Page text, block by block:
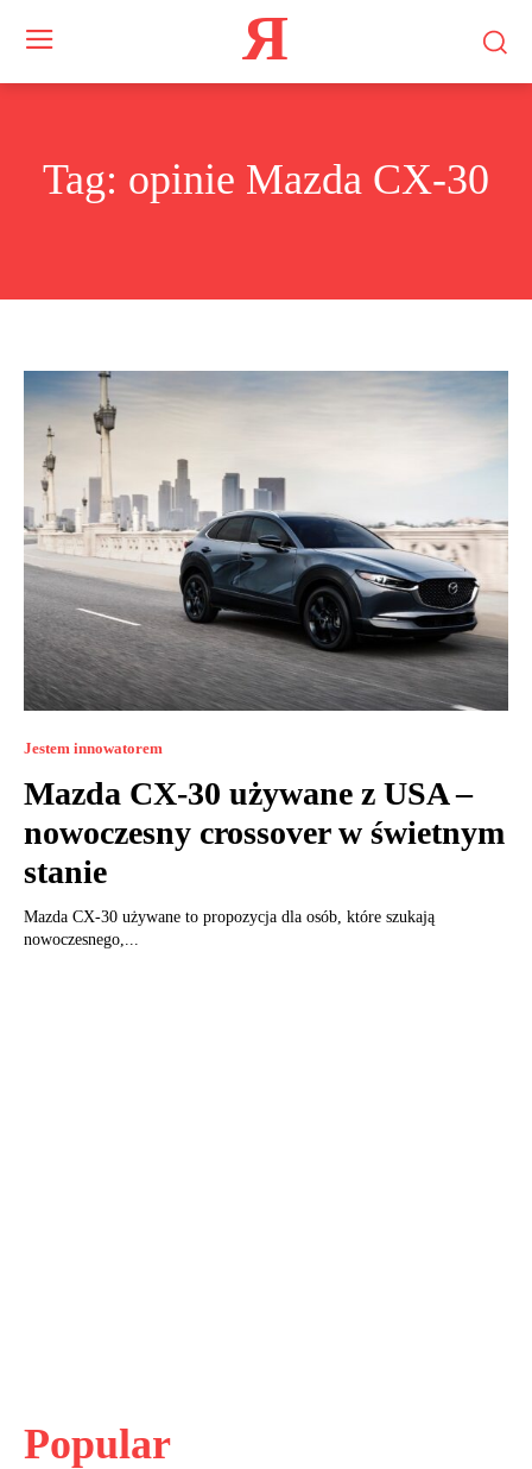
Я
Tag: opinie Mazda CX-30
Jestem innowatorem
Mazda CX-30 używane z USA –
nowoczesny crossover w świetnym
stanie
Mazda CX-30 używane to propozycja dla osób, które szukają
nowoczesnego,...
Popular